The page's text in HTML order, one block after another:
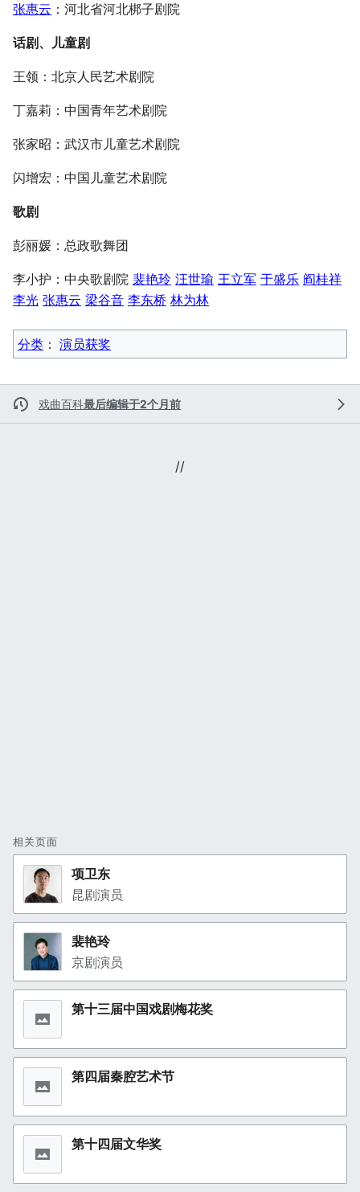
张惠云 ：河北省河北梆子剧院
话剧、儿童剧
王领：北京人民艺术剧院
丁嘉莉：中国青年艺术剧院
张家昭：武汉市儿童艺术剧院
闪增宏：中国儿童艺术剧院
歌剧
彭丽媛：总政歌舞团
李小护：中央歌剧院 裴艳玲 汪世瑜 王立军 于盛乐 阎桂祥
李光 张惠云 梁谷音 李东桥 林为林
分类 ：​ 演员获奖
戏曲百科最后编辑于2个月前
//
相关页面
项卫东
昆剧演员
裴艳玲
京剧演员
第十三届中国戏剧梅花奖
第四届秦腔艺术节
第十四届文华奖